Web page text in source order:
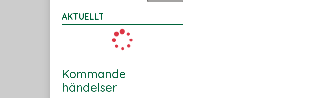
AKTUELLT
Kommande
händelser